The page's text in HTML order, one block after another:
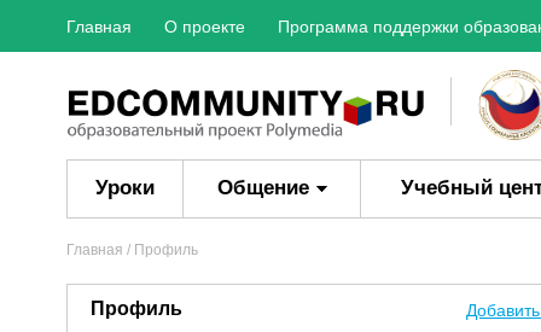
Главная О проекте Программа поддержки
Уроки Общение Учебный
Главная / Профиль
Профиль